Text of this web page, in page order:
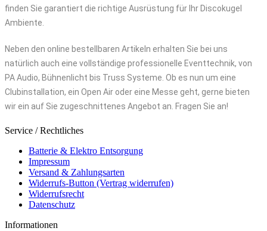
finden Sie garantiert die richtige Ausrüstung für Ihr Discokugel
Ambiente.
Neben den online bestellbaren Artikeln erhalten Sie bei uns
natürlich auch eine vollständige professionelle Eventtechnik, von
PA Audio, Bühnenlicht bis Truss Systeme. Ob es nun um eine
Clubinstallation, ein Open Air oder eine Messe geht, gerne bieten
wir ein auf Sie zugeschnittenes Angebot an. Fragen Sie an!
Service / Rechtliches
Batterie & Elektro Entsorgung
Impressum
Versand & Zahlungsarten
Widerrufs-Button (Vertrag widerrufen)
Widerrufsrecht
Datenschutz
Informationen